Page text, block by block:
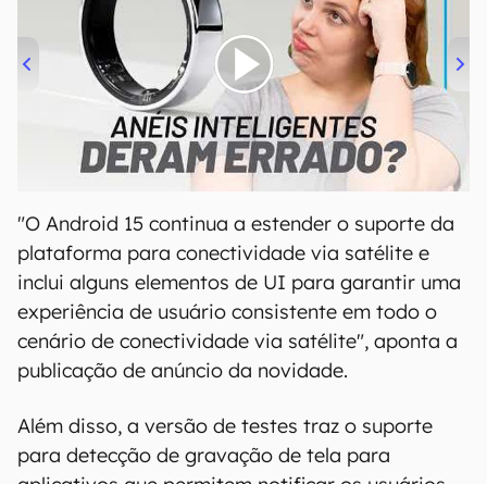
00:00/21:11
"O Android 15 continua a estender o suporte da
plataforma para conectividade via satélite e
inclui alguns elementos de UI para garantir uma
experiência de usuário consistente em todo o
cenário de conectividade via satélite", aponta a
publicação de anúncio da novidade.
Além disso, a versão de testes traz o suporte
para detecção de gravação de tela para